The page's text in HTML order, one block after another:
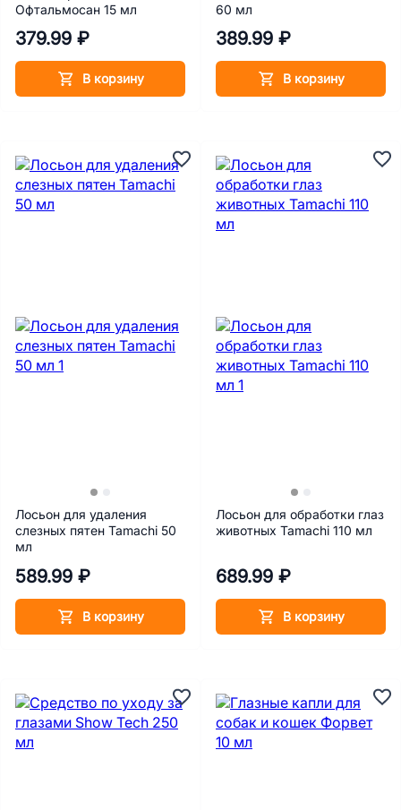
Офтальмосан 15 мл
379.99 ₽
В корзину
60 мл
389.99 ₽
В корзину
Лосьон для удаления
слезных пятен Tamachi 50
мл
589.99 ₽
В корзину
Лосьон для обработки глаз
животных Tamachi 110 мл
689.99 ₽
В корзину